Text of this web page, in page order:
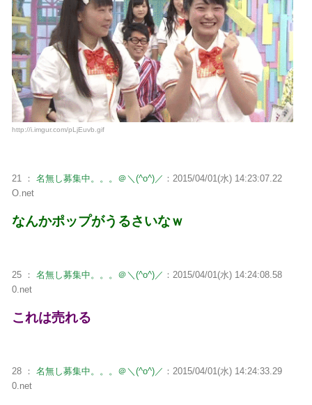
http://i.imgur.com/pLjEuvb.gif
21 ： 名無し募集中。。。＠＼(^o^)／ ：2015/04/01(水) 14:23:07.22
O.net
なんかポップがうるさいなｗ
25 ： 名無し募集中。。。＠＼(^o^)／ ：2015/04/01(水) 14:24:08.58
0.net
これは売れる
28 ： 名無し募集中。。。＠＼(^o^)／ ：2015/04/01(水) 14:24:33.29
0.net